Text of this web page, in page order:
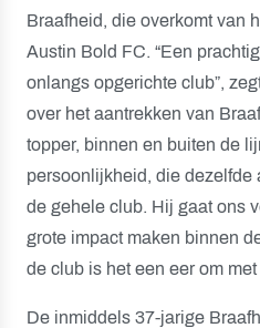
Braafheid, die overkomt van
Austin Bold FC. “Een
onlangs opgerichte club”,
over het aantrekken van
topper, binnen en buiten de
persoonlijkheid, die dezelfde
de gehele club. Hij gaat ons
grote impact maken binnen
de club is het een eer om
De inmiddels 37-jarige